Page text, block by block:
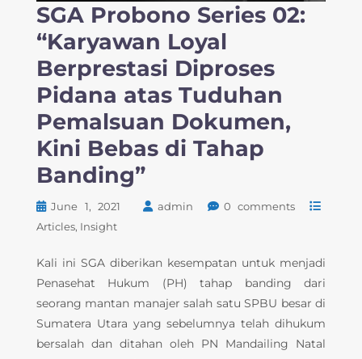
SGA Probono Series 02:
“Karyawan Loyal
Berprestasi Diproses
Pidana atas Tuduhan
Pemalsuan Dokumen,
Kini Bebas di Tahap
Banding”
June 1, 2021 admin
0 comments
Articles Insight
Kali ini SGA diberikan kesempatan untuk menjadi
Penasehat Hukum (PH) tahap banding dari
seorang mantan manajer salah satu SPBU besar di
Sumatera Utara yang sebelumnya telah dihukum
bersalah dan ditahan oleh PN Mandailing Natal